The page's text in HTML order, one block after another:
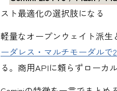
スト最適化の選択肢になる
軽量なオープンウェイト派
ーダレス・マルチモーダルで
る。商用APIに頼らずローカ